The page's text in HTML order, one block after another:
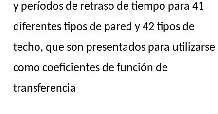
y períodos de retraso de tiempo para 41
diferentes tipos de pared y 42 tipos de
techo, que son presentados para utilizarse
como coeficientes de función de
transferencia